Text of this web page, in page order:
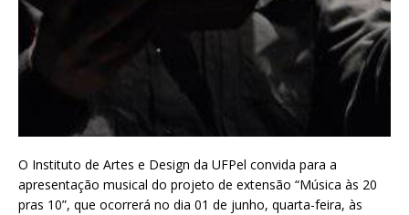
O Instituto de Artes e Design da UFPel convida para a
apresentação musical do projeto de extensão “Música às 20
pras 10”, que ocorrerá no dia 01 de junho, quarta-feira, às